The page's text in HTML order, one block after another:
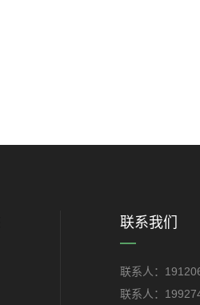
联系我们
联系人：
联系人：